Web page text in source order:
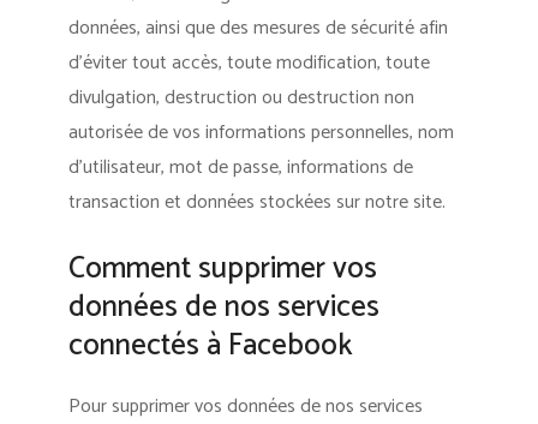
données, ainsi que des mesures de sécurité afin
d’éviter tout accès, toute modification, toute
divulgation, destruction ou destruction non
autorisée de vos informations personnelles, nom
d’utilisateur, mot de passe, informations de
transaction et données stockées sur notre site.
Comment supprimer vos
données de nos services
connectés à Facebook
Pour supprimer vos données de nos services